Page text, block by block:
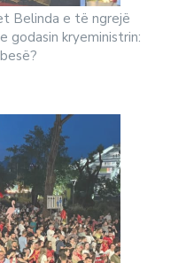
Belinda e të ngrejë
godasin kryeministrin: